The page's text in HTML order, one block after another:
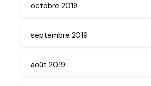
octobre 2019
septembre 2019
août 2019